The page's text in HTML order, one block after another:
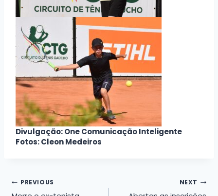
Divulgação: One Comunicação Inteligente
Fotos: Cleon Medeiros
Navegação
PREVIOUS NEXT